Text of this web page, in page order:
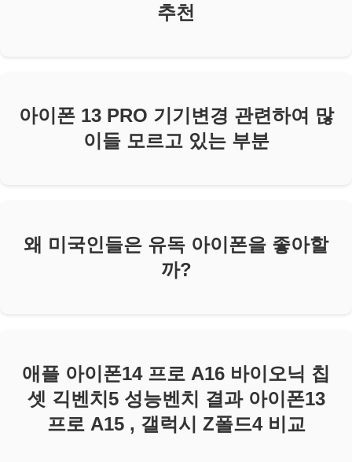
추천
아이폰 13 PRO 기기변경 관련하여 많
이들 모르고 있는 부분
왜 미국인들은 유독 아이폰을 좋아할
까?
애플 아이폰14 프로 A16 바이오닉 칩
셋 긱벤치5 성능벤치 결과 아이폰13
프로 A15 , 갤럭시 Z폴드4 비교